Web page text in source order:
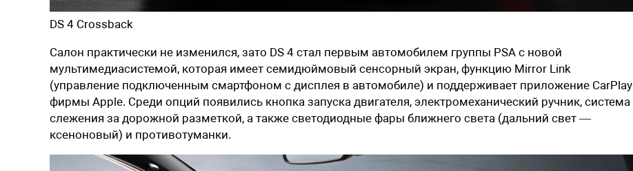
DS 4 Crossback
Салон практически не изменился, зато DS 4 стал первым автомобилем группы PSA с новой
мультимедиасистемой, которая имеет семидюймовый сенсорный экран, функцию Mirror Link
(управление подключенным смартфоном с дисплея в автомобиле) и поддерживает приложение CarPlay
фирмы Apple. Среди опций появились кнопка запуска двигателя, электромеханический ручник, система
слежения за дорожной разметкой, а также светодиодные фары ближнего света (дальний свет —
ксеноновый) и противотуманки.